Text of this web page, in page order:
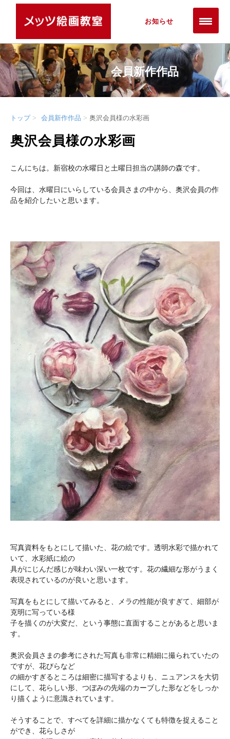
お知らせ
会員新作作品
トップ 会員新作作品 奥沢会員様の水彩画
奥沢会員様の水彩画
こんにちは。新宿校の水曜日と土曜日担当の講師の森です。
今回は、水曜日にいらしている会員さまの中から、奥沢会員の作
品を紹介したいと思います。
写真資料をもとにして描いた、花の絵です。透明水彩で描かれて
いて、水彩紙に絵の
具がにじんだ感じが味わい深い一枚です。花の繊細な形がうまく
表現されているのが良いと思います。
写真をもとにして描いてみると、メラの性能が良すぎて、細部が
克明に写っている様
子を描くのが大変だ、という事態に直面することがあると思いま
す。
奥沢会員さまの参考にされた写真も非常に精細に撮られていたの
ですが、花びらなど
の細かすぎるところは細密に描写するよりも、ニュアンスを大切
にして、花らしい形、つぼみの先端のカーブした形などをしっか
り描くように意識されています。
そうすることで、すべてを詳細に描かなくても特徴を捉えること
ができ、花らしさが